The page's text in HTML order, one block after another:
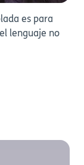
es para
lenguaje no